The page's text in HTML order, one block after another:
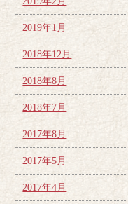
2019年1月
2018年12月
2018年8月
2018年7月
2017年8月
2017年5月
2017年4月